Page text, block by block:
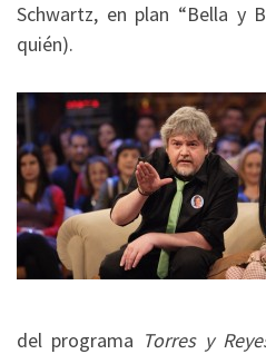
Schwartz, en plan “Bella y
quién).
del programa Torres y